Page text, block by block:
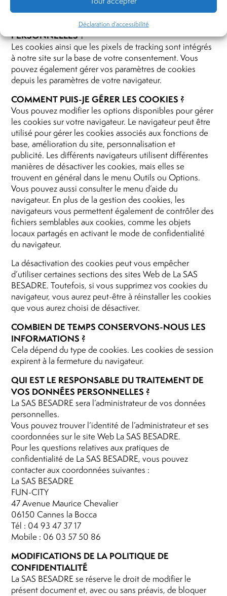
Déclaration d’accessibilité
QUELLE EST LA BASE JURIDIQUE SUR LAQUELLE
REPOSE LE TRAITEMENT DE VOS DONNÉES
PERSONNELLES ?
Les cookies ainsi que les pixels de tracking sont intégrés
à notre site sur la base de votre consentement. Vous
pouvez également gérer vos paramètres de cookies
depuis les paramètres de votre navigateur.
COMMENT PUIS-JE GÉRER LES COOKIES ?
Vous pouvez modifier les options disponibles pour gérer
les cookies sur votre navigateur. Le navigateur peut être
utilisé pour gérer les cookies associés aux fonctions de
base, amélioration du site, personnalisation et
publicité. Les différents navigateurs utilisent différentes
manières de désactiver les cookies, mais elles se
trouvent en général dans le menu Outils ou Options.
Vous pouvez aussi consulter le menu d’aide du
navigateur. En plus de la gestion des cookies, les
navigateurs vous permettent également de contrôler des
fichiers semblables aux cookies, comme les objets
locaux partagés en activant le mode de confidentialité
du navigateur.
La désactivation des cookies peut vous empêcher
d’utiliser certaines sections des sites Web de La SAS
BESADRE. Toutefois, si vous supprimez vos cookies du
navigateur, vous aurez peut-être à réinstaller les cookies
que vous aurez choisi de désactiver.
COMBIEN DE TEMPS CONSERVONS-NOUS LES
INFORMATIONS ?
Cela dépend du type de cookies. Les cookies de session
expirent à la fermeture du navigateur.
QUI EST LE RESPONSABLE DU TRAITEMENT DE
VOS DONNÉES PERSONNELLES ?
La SAS BESADRE sera l’administrateur de vos données
personnelles.
Vous pouvez trouver l’identité de l’administrateur et ses
coordonnées sur le site Web La SAS BESADRE.
Pour les questions relatives aux pratiques de
confidentialité de La SAS BESADRE, vous pouvez
contacter aux coordonnées suivantes :
La SAS BESADRE
FUN-CITY
47 Avenue Maurice Chevalier
06150 Cannes la Bocca
Tél : 04 93 47 37 17
Mobile : 06 03 57 50 86
MODIFICATIONS DE LA POLITIQUE DE
CONFIDENTIALITÉ
La SAS BESADRE se réserve le droit de modifier le
présent document et, avec ou sans préavis, de bloquer